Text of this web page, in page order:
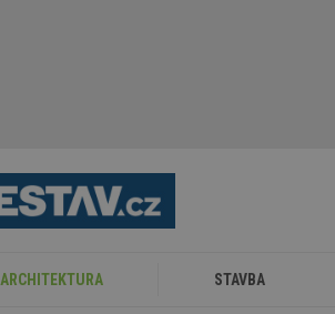
ARCHITEKTURA STAVBA